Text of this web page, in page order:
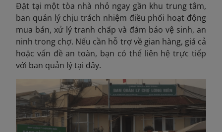
Đặt tại một tòa nhà nhỏ ngay gần khu trung tâm,
ban quản lý chịu trách nhiệm điều phối hoạt động
mua bán, xử lý tranh chấp và đảm bảo vệ sinh, an
ninh trong chợ. Nếu cần hỗ trợ về gian hàng, giá cả
hoặc vấn đề an toàn, bạn có thể liên hệ trực tiếp
với ban quản lý tại đây.